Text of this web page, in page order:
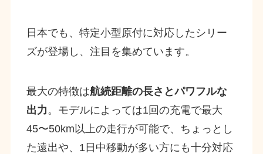
日本でも、特定小型原付に対応したシリー
ズが登場し、注目を集めています。
最大の特徴は航続距離の長さとパワフルな
出力 。モデルによっては1回の充電で最大
45〜50km以上の走行が可能で、ちょっとし
た遠出や、1日中移動が多い方にも十分対応